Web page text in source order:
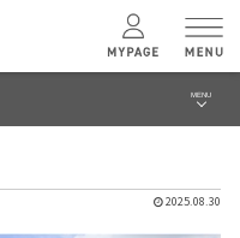
MENU
2025.08.30